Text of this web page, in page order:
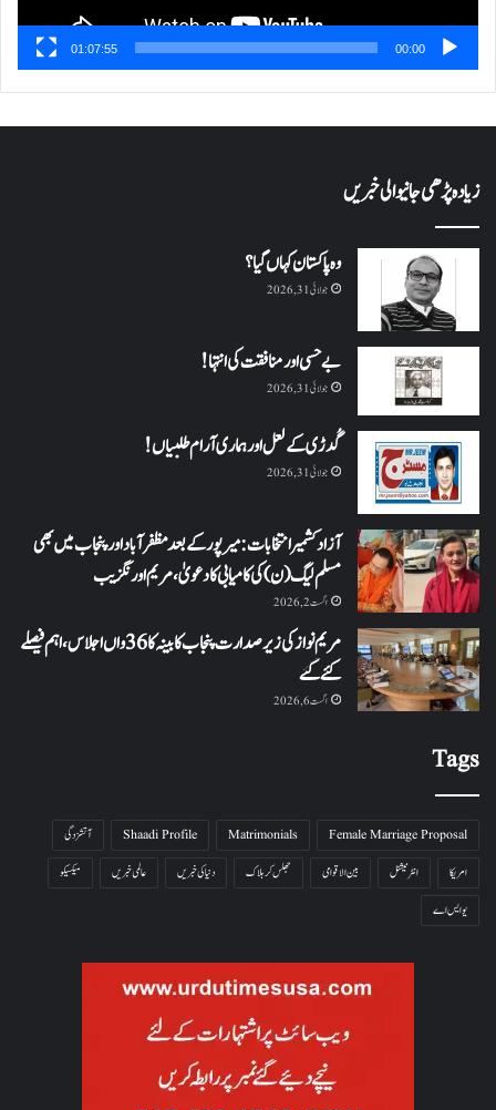
00:00
01:07:55
زیادہ پڑھی جانیوالی خبریں
وہ پاکستان کہاں گیا؟
جولائی 31, 2026
بے حسی اور منافقت کی انتہا !
جولائی 31, 2026
گُدڑی کے لعل اور ہماری آرام طلبیاں!
جولائی 31, 2026
آزاد کشمیر انتخابات: میرپور کے بعد مظفرآباد اور پنجاب میں بھی
مسلم لیگ (ن) کی کامیابی کا دعویٰ، مریم اورنگزیب
اگست 2, 2026
مریم نواز کی زیر صدارت پنجاب کابینہ کا 36واں اجلاس،اہم فیصلے
کئے گئے
اگست 6, 2026
Tags
Female Marriage Proposal
Matrimonials
Shaadi Profile
آتشزدگی
امریکا
انٹرنیشنل بین الاقوامی جھلس کر ہلاک دنیا کی خبریں عالمی خبریں
میکسیکو
یو ایس اے